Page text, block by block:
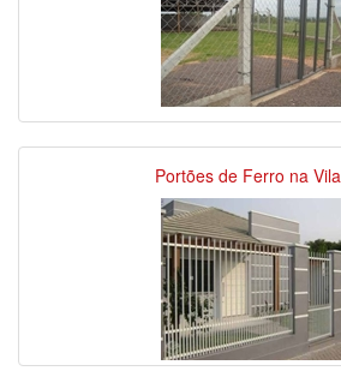
Portões de Ferro na